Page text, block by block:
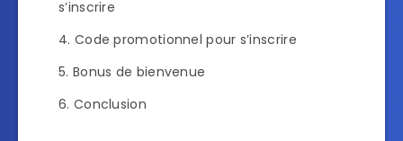
s’inscrire
Code promotionnel pour s’inscrire
Bonus de bienvenue
Conclusion